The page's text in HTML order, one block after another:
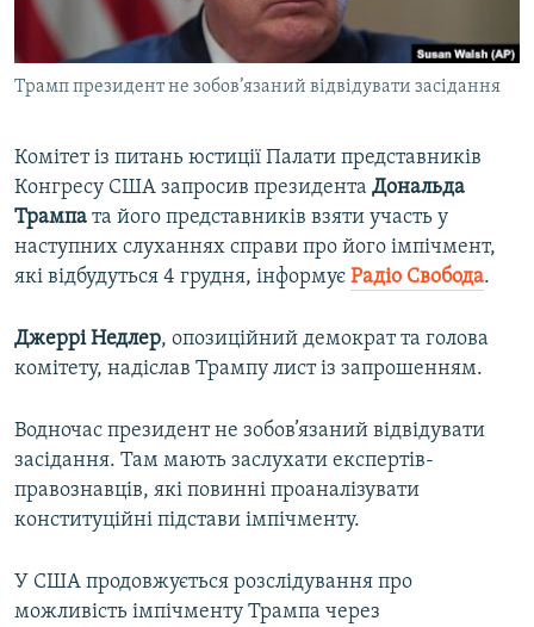
СВІДЧЕННЯ ОКУПАЦІЇ
УКРАЇНСЬКА ПРОБЛЕМА КРИМУ
ІНФОГРАФІКА
Qırımtatar
ДОЛУЧАЙСЯ!
Усі сайти RFE/RL
Трамп президент не зобов’язаний відвідувати засідання
Комітет із питань юстиції Палати представників
Конгресу США запросив президента Дональда
Трампа та його представників взяти участь у
наступних слуханнях справи про його імпічмент,
які відбудуться 4 грудня, інформує Радіо Свобода.
Джеррі Недлер, опозиційний демократ та голова
комітету, надіслав Трампу лист із запрошенням.
Водночас президент не зобов’язаний відвідувати
засідання. Там мають заслухати експертів-
правознавців, які повинні проаналізувати
конституційні підстави імпічменту.
У США продовжується розслідування про
можливість імпічменту Трампа через